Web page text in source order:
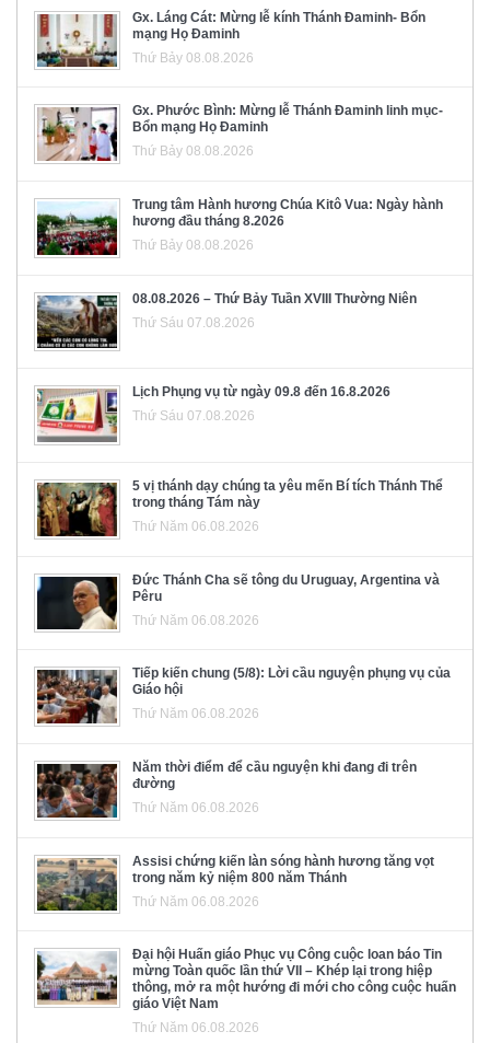
Gx. Láng Cát: Mừng lễ kính Thánh Đaminh- Bổn
mạng Họ Đaminh
Thứ Bảy 08.08.2026
Gx. Phước Bình: Mừng lễ Thánh Đaminh linh mục-
Bổn mạng Họ Đaminh
Thứ Bảy 08.08.2026
Trung tâm Hành hương Chúa Kitô Vua: Ngày hành
hương đầu tháng 8.2026
Thứ Bảy 08.08.2026
08.08.2026 – Thứ Bảy Tuần XVIII Thường Niên
Thứ Sáu 07.08.2026
Lịch Phụng vụ từ ngày 09.8 đến 16.8.2026
Thứ Sáu 07.08.2026
5 vị thánh dạy chúng ta yêu mến Bí tích Thánh Thể
trong tháng Tám này
Thứ Năm 06.08.2026
Đức Thánh Cha sẽ tông du Uruguay, Argentina và
Pêru
Thứ Năm 06.08.2026
Tiếp kiến chung (5/8): Lời cầu nguyện phụng vụ của
Giáo hội
Thứ Năm 06.08.2026
Năm thời điểm để cầu nguyện khi đang đi trên
đường
Thứ Năm 06.08.2026
Assisi chứng kiến làn sóng hành hương tăng vọt
trong năm kỷ niệm 800 năm Thánh
Thứ Năm 06.08.2026
Đại hội Huấn giáo Phục vụ Công cuộc loan báo Tin
mừng Toàn quốc lần thứ VII – Khép lại trong hiệp
thông, mở ra một hướng đi mới cho công cuộc huấn
giáo Việt Nam
Thứ Năm 06.08.2026